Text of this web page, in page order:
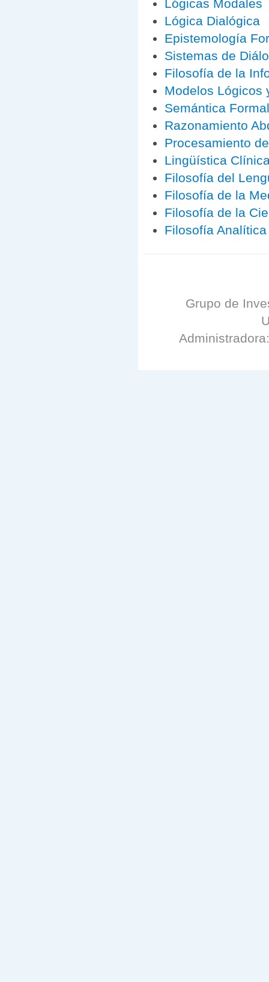
Lógicas Modales
Lógica Dialógica
Epistemología
Sistemas de
Filosofía de la
Modelos Lógicos
Semántica
Razonamiento
Procesamiento
Lingüística
Filosofía del
Filosofía de la
Filosofía de la
Filosofía Analítica
Grupo de